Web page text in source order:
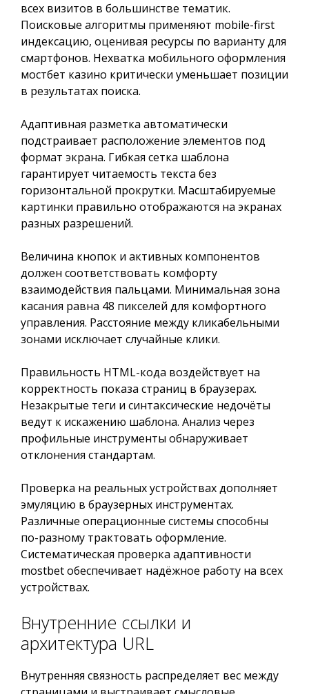
всех визитов в большинстве тематик.
Поисковые алгоритмы применяют mobile-first
индексацию, оценивая ресурсы по варианту для
смартфонов. Нехватка мобильного оформления
мостбет казино критически уменьшает позиции
в результатах поиска.
Адаптивная разметка автоматически
подстраивает расположение элементов под
формат экрана. Гибкая сетка шаблона
гарантирует читаемость текста без
горизонтальной прокрутки. Масштабируемые
картинки правильно отображаются на экранах
разных разрешений.
Величина кнопок и активных компонентов
должен соответствовать комфорту
взаимодействия пальцами. Минимальная зона
касания равна 48 пикселей для комфортного
управления. Расстояние между кликабельными
зонами исключает случайные клики.
Правильность HTML-кода воздействует на
корректность показа страниц в браузерах.
Незакрытые теги и синтаксические недочёты
ведут к искажению шаблона. Анализ через
профильные инструменты обнаруживает
отклонения стандартам.
Проверка на реальных устройствах дополняет
эмуляцию в браузерных инструментах.
Различные операционные системы способны
по-разному трактовать оформление.
Систематическая проверка адаптивности
mostbet обеспечивает надёжное работу на всех
устройствах.
Внутренние ссылки и
архитектура URL
Внутренняя связность распределяет вес между